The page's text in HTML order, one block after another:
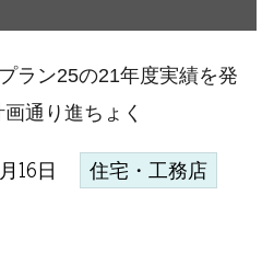
ラン25の21年度実績を発
通り進ちょく
16日 住宅・工務店